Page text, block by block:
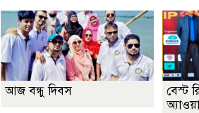
আজ বন্ধু দিবস
বেস্ট